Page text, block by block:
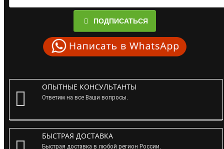
ПОДПИСАТЬСЯ
ОПЫТНЫЕ КОНСУЛЬТАНТЫ
Ответим на все Ваши вопросы.
БЫСТРАЯ ДОСТАВКА
Быстрая доставка в любой регион России.